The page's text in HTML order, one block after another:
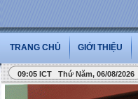
TRANG CHỦ GIỚI THIỆU
09:05 ICT Thứ Năm, 06/08/2026